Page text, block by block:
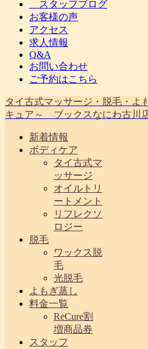
スタッフブログ
お客様の声
アクセス
求人情報
Q&A
お問い合わせ
ご予約はこちら
タイ古式マッサージ・脱毛・よ
キュア～ ブックスなにわ古川
新着情報
ボディケア
タイ古式マ
ッサージ
オイルトリ
ートメント
リフレクソ
ロジー
脱毛
ワックス脱
毛
光脱毛
よもぎ蒸し
料金一覧
ReCure割
増商品券
スタッフ